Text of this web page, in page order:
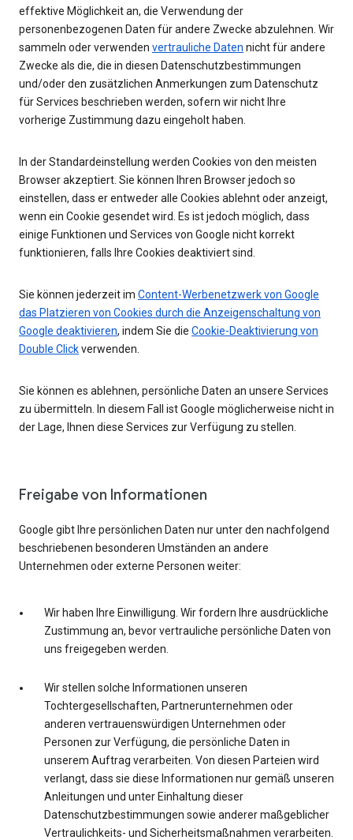
effektive Möglichkeit an, die Verwendung der
personenbezogenen Daten für andere Zwecke abzulehnen. Wir
sammeln oder verwenden vertrauliche Daten nicht für andere
Zwecke als die, die in diesen Datenschutzbestimmungen
und/oder den zusätzlichen Anmerkungen zum Datenschutz
für Services beschrieben werden, sofern wir nicht Ihre
vorherige Zustimmung dazu eingeholt haben.
In der Standardeinstellung werden Cookies von den meisten
Browser akzeptiert. Sie können Ihren Browser jedoch so
einstellen, dass er entweder alle Cookies ablehnt oder anzeigt,
wenn ein Cookie gesendet wird. Es ist jedoch möglich, dass
einige Funktionen und Services von Google nicht korrekt
funktionieren, falls Ihre Cookies deaktiviert sind.
Sie können jederzeit im Content-Werbenetzwerk von Google
das Platzieren von Cookies durch die Anzeigenschaltung von
Google deaktivieren, indem Sie die Cookie-Deaktivierung von
Double Clickverwenden.
Sie können es ablehnen, persönliche Daten an unsere Services
zu übermitteln. In diesem Fall ist Google möglicherweise nicht in
der Lage, Ihnen diese Services zur Verfügung zu stellen.
Freigabe von Informationen
Google gibt Ihre persönlichen Daten nur unter den nachfolgend
beschriebenen besonderen Umständen an andere
Unternehmen oder externe Personen weiter:
Wir haben Ihre Einwilligung. Wir fordern Ihre ausdrückliche
Zustimmung an, bevor vertrauliche persönliche Daten von
uns freigegeben werden.
Wir stellen solche Informationen unseren
Tochtergesellschaften, Partnerunternehmen oder
anderen vertrauenswürdigen Unternehmen oder
Personen zur Verfügung, die persönliche Daten in
unserem Auftrag verarbeiten. Von diesen Parteien wird
verlangt, dass sie diese Informationen nur gemäß unseren
Anleitungen und unter Einhaltung dieser
Datenschutzbestimmungen sowie anderer maßgeblicher
Vertraulichkeits- und Sicherheitsmaßnahmen verarbeiten.